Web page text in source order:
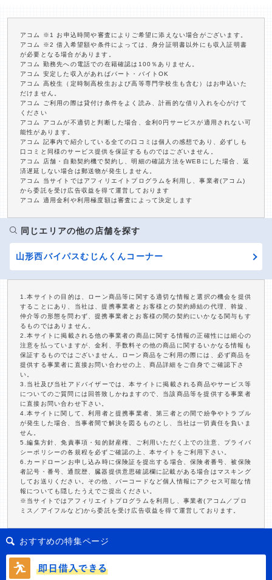
アコム ※1 お申込時間や審査によりご希望に添えない場合がございます。
アコム ※2 借入希望額や条件によっては、身分証明書以外にも収入証明書
が必要となる場合があります。
アコム 勤務先への電話での在籍確認は100％ありません。
アコム 安定した収入があればパート・バイトOK
アコム 高校生（定時制高校生および高等専門学校生も含む）はお申込いた
だけません。
アコム ご利用の際は貸付け条件をよく読み、計画的な借り入れを心がけて
ください
アコム アコムが不適切と判断した場合、金利0円サービスが適用されない可
能性があります。
アコム 記事内で紹介している全ての口コミは個人の感想であり、必ずしも
口コミと同様のサービス提供を保証するものではございません。
アコム 店舗・自動契約機で契約し、明細の確認方法をWEBにした場合、返
済遅延しない場合は郵送物が発生しません。
アコム 当サイトではアフィリエイトプログラムを利用し、事業者(アコム)
から委託を受け広告収益を得て運営しております
アコム 適用金利や利用極度額は審査によって決定します
同じエリアの他の店舗を探す
山形西バイパスむじんくんコーナー
1.本サイトの目的は、ローン商品等に関する適切な情報と選択の機会を提供
することにあり、当社は、提携事業者とお客様との契約締結の代理、斡旋、
仲介等の形態を問わず、提携事業者とお客様の間の契約にいかなる関与もす
るものではありません。
2.本サイトに掲載される他の事業者の商品に関する情報の正確性には細心の
注意を払っていますが、金利、手数料その他の商品に関するいかなる情報も
保証するものではございません。ローン商品をご利用の際には、必ず商品を
提供する事業者に直接お問い合わせの上、商品詳細をご自身でご確認下さ
い。
3.当社及び当社アドバイザーでは、本サイトに掲載される商品やサービス等
についてのご質問には回答致しかねますので、当該商品等を提供する事業者
に直接お問い合わせ下さい。
4.本サイトに関して、利用者と提携事業者、第三者との間で紛争やトラブル
が発生した場合、当事者間で解決を図るものとし、当社は一切責任を負いま
せん。
5.編集方針、免責事項・知的財産権、ご利用いただく上での注意、プライバ
シーポリシーの各規程を必ずご確認の上、本サイトをご利用下さい。
6.カードローンお申し込み時に保険証を提出する場合、保険者番号、被保険
者記号・番号、通院歴、臓器提供意思確認欄に記載がある場合はマスキング
してお送りください。その他、バーコードなど個人情報にアクセス可能な情
報についても隠したうえでご提出ください。
※当サイトではアフィリエイトプログラムを利用し、事業者(アコム／プロ
ミス／アイフルなど)から委託を受け広告収益を得て運営しております。
おすすめの特集ページ